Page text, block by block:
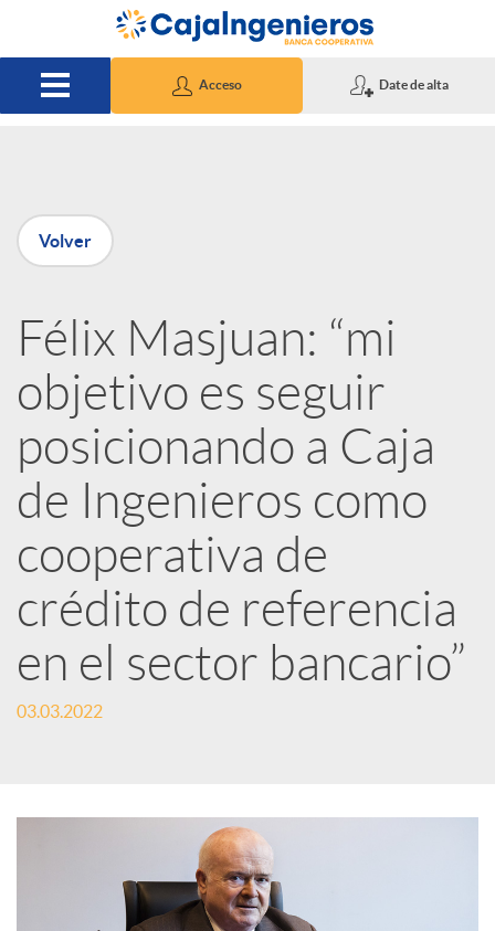
Saltar al contenido principal
Acceso Date de alta
P
u
b
l
i
c
a
d
Volver
Félix Masjuan: “mi
objetivo es seguir
posicionando a Caja
de Ingenieros como
cooperativa de
crédito de referencia
en el sector bancario”
03.03.2022